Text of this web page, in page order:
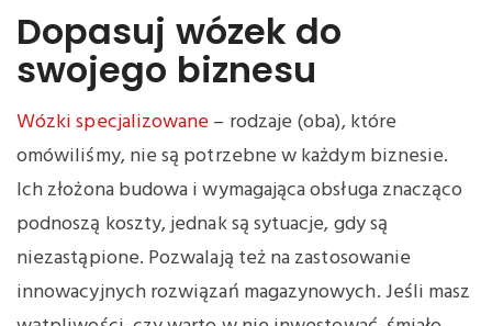
Dopasuj wózek do
swojego biznesu
Wózki specjalizowane– rodzaje (oba), które
omówiliśmy, nie są potrzebne w każdym biznesie.
Ich złożona budowa i wymagająca obsługa znacząco
podnoszą koszty, jednak są sytuacje, gdy są
niezastąpione. Pozwalają też na zastosowanie
innowacyjnych rozwiązań magazynowych. Jeśli masz